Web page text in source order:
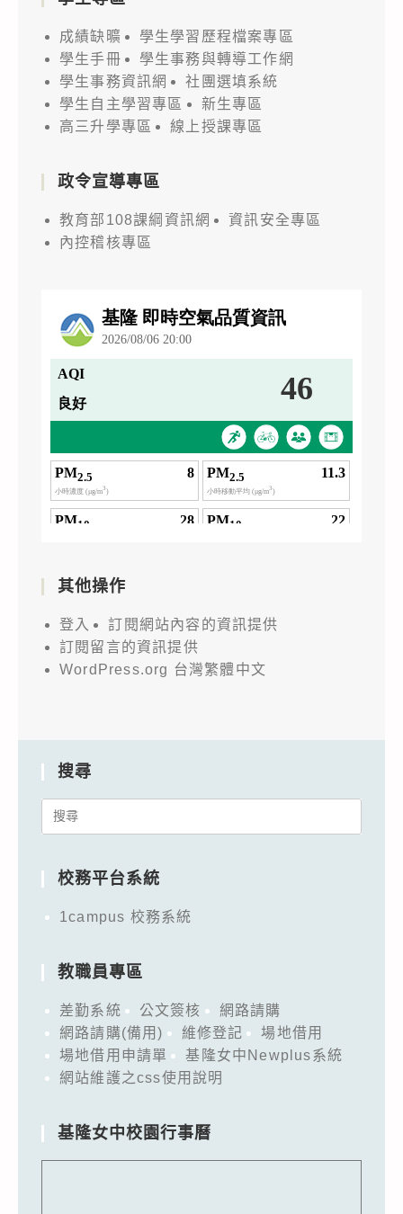
成績缺曠
學生學習歷程檔案專區
學生手冊
學生事務與轉導工作網
學生事務資訊網
社團選填系統
學生自主學習專區
新生專區
高三升學專區
線上授課專區
政令宣導專區
教育部108課綱資訊網
資訊安全專區
內控稽核專區
其他操作
登入
訂閱網站內容的資訊提供
訂閱留言的資訊提供
WordPress.org 台灣繁體中文
搜尋
Search
校務平台系統
1campus 校務系統
教職員專區
差勤系統 公文簽核
網路請購
網路請購(備用)
維修登記
場地借用
場地借用申請單
基隆女中Newplus系統
網站維護之css使用說明
基隆女中校園行事曆